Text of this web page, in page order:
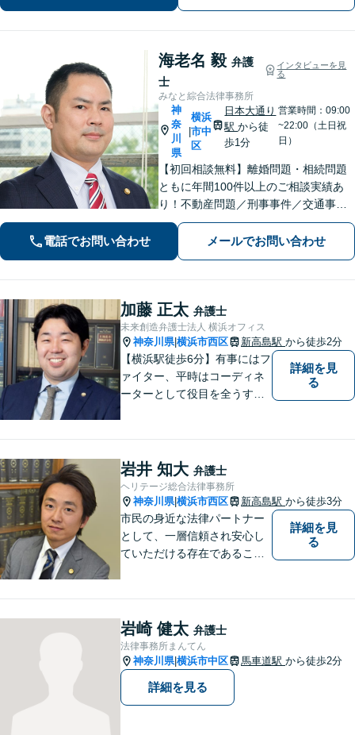
B面談対応】【関内駅3分】
海老名 毅 弁護
士
インタビューを見
る
みなと綜合法律事務所
神
奈
川
県
横浜
市中
区
日本大通り
駅から徒
歩1分
営業時間：09:00
~22:00（土日祝
日）
【初回相談無料】離婚問題・相続問題
ともに年間100件以上のご相談実績あ
り！不動産問題／刑事事件／交通事故
／借金問題／労働問題／債権回収にも
注力。これまで培ったノウハウを最大
限に活かし、最善の解決へ尽力します
電話でお問い合わせ メールでお問い合わせ
加藤 正太 弁護士
未来創造弁護士法人 横浜オフィス
神奈川県|横浜市西区 新高島駅 から徒歩2分
【横浜駅徒歩6分】有事にはフ
ァイター、平時はコーディネ
ーターとして役目を全うする
します。【独占禁止法・下請
法の著書執筆】
詳細を見
る
岩井 知大 弁護士
ヘリテージ総合法律事務所
神奈川県|横浜市西区 新高島駅 から徒歩3分
市民の身近な法律パートナー
として、一層信頼され安心し
ていただける存在であること
詳細を見
る
岩崎 健太 弁護士
法律事務所まんてん
神奈川県|横浜市中区 馬車道駅 から徒歩2分
詳細を見る